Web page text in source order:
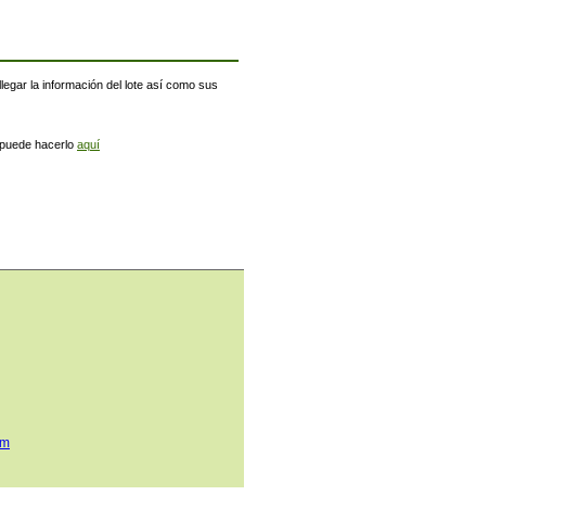
la información del lote así como sus
hacerlo aquí